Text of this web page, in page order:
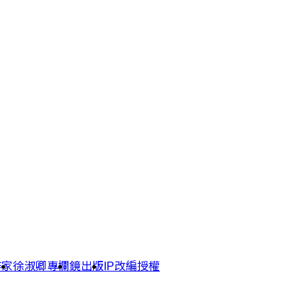
徐淑卿專欄鏡出版 IP改編授權